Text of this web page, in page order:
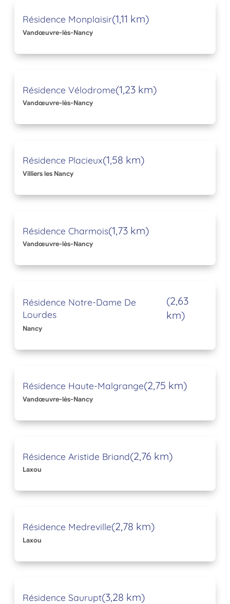
Résidence Monplaisir(1,11 km)
Vandœuvre-lès-Nancy
Résidence Vélodrome(1,23 km)
Vandœuvre-lès-Nancy
Résidence Placieux(1,58 km)
Villiers les Nancy
Résidence Charmois(1,73 km)
Vandœuvre-lès-Nancy
Résidence Notre-Dame De
Lourdes
(2,63
km)
Nancy
Résidence Haute-Malgrange(2,75 km)
Vandœuvre-lès-Nancy
Résidence Aristide Briand(2,76 km)
Laxou
Résidence Medreville(2,78 km)
Laxou
Résidence Saurupt(3,28 km)